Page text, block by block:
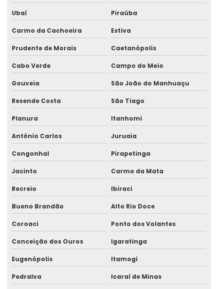
Ubaí Piraúba
Carmo da Cachoeira Estiva
Prudente de Morais Caetanópolis
Cabo Verde Campo do Meio
Gouveia São João do Manhuaçu
Resende Costa São Tiago
Planura Itanhomi
Antônio Carlos Juruaia
Congonhal Pirapetinga
Jacinto Carmo da Mata
Recreio Ibiraci
Bueno Brandão Alto Rio Doce
Coroaci Ponto dos Volantes
Conceição dos Ouros Igaratinga
Eugenópolis Itamogi
Pedralva Icaraí de Minas